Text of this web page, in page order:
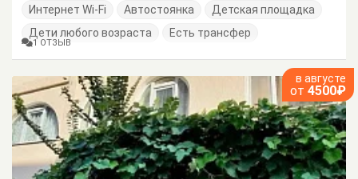
Интернет Wi-Fi Автостоянка
Детская площадка
Дети любого возраста
Есть трансфер
1 ОТЗЫВ
в августе
от 4500₽